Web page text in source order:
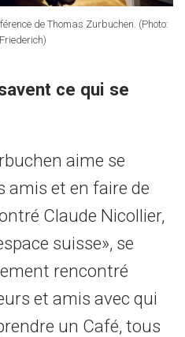
de Thomas Zurbuchen. (Photo:
ce qui se
aime se
amis et en faire de
Claude Nicollier,
suisse», se
rencontré
et amis avec qui
un Café, tous